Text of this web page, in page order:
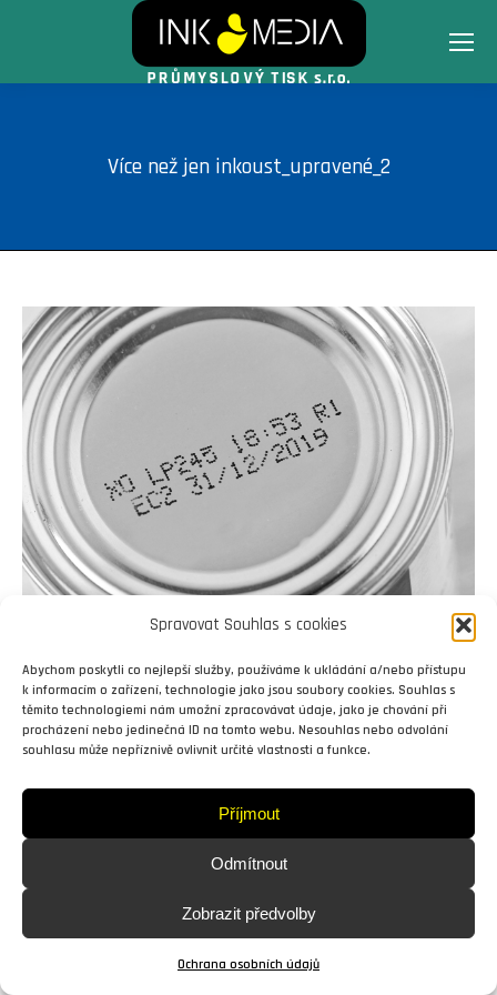
Spravovat Souhlas s cookies
Abychom poskytli co nejlepší služby, používáme k ukládání a/nebo přístupu
k informacím o zařízení, technologie jako jsou soubory cookies. Souhlas s
těmito technologiemi nám umožní zpracovávat údaje, jako je chování při
procházení nebo jedinečná ID na tomto webu. Nesouhlas nebo odvolání
souhlasu může nepříznivě ovlivnit určité vlastnosti a funkce.
Příjmout
Odmítnout
Zobrazit předvolby
Ochrana osobních údajů
Více než jen inkoust_upravené_2
Copyright © Weiron Dynamics, s.r.o. |Tvorba webových stránek
SEO